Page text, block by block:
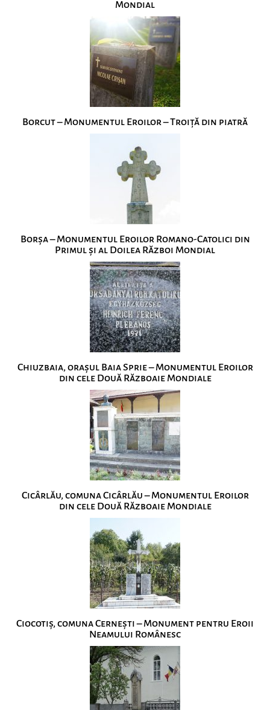
Mondial
Borcut – Monumentul Eroilor – Troiță din piatră
Borșa – Monumentul Eroilor Romano-Catolici din
Primul și al Doilea Război Mondial
Chiuzbaia, orașul Baia Sprie – Monumentul Eroilor
din cele Două Războaie Mondiale
Cicârlău, comuna Cicârlău – Monumentul Eroilor
din cele Două Războaie Mondiale
Ciocotiș, comuna Cernești – Monument pentru Eroii
Neamului Românesc